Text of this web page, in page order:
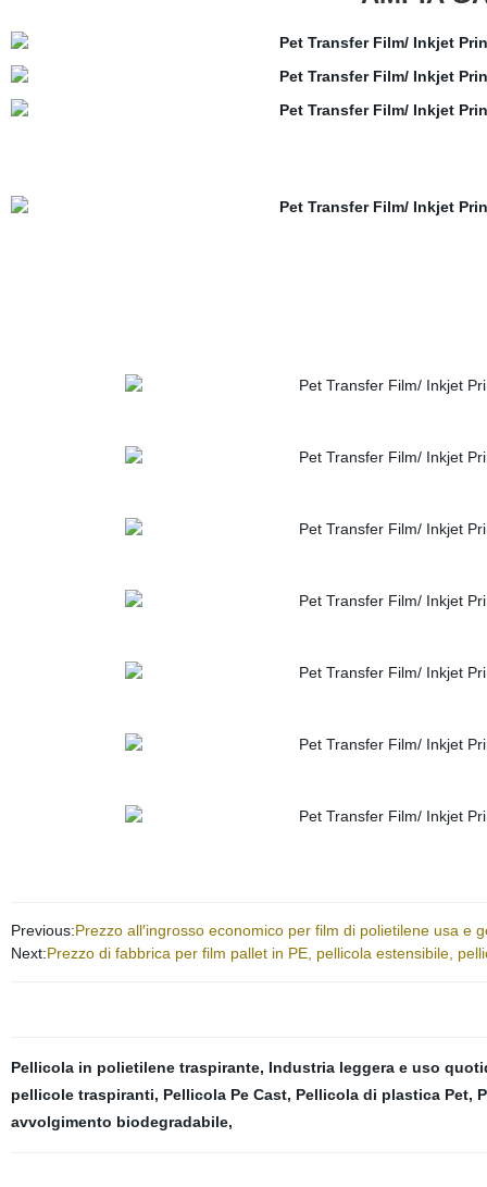
Previous:Prezzo all′ingrosso economico per film di polietilene usa e
Next:Prezzo di fabbrica per film pallet in PE, pellicola estensibile,
Pellicola in polietilene traspirante, Industria leggera e uso
pellicole traspiranti, Pellicola Pe Cast, Pellicola di plastica Pet,
avvolgimento biodegradabile,